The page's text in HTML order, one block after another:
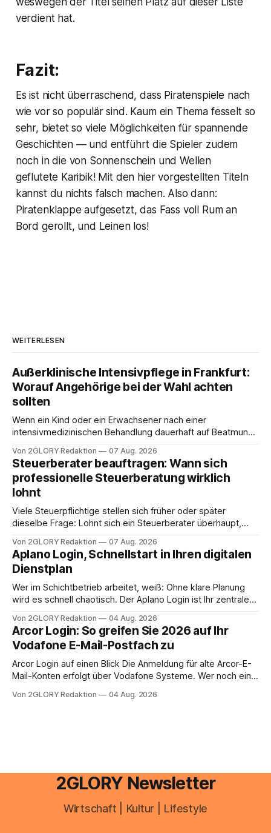
verdient hat.
Fazit:
Es ist nicht überraschend, dass Piratenspiele nach
wie vor so populär sind. Kaum ein Thema fesselt so
sehr, bietet so viele Möglichkeiten für spannende
Geschichten — und entführt die Spieler zudem
noch in die von Sonnenschein und Wellen
geflutete Karibik! Mit den hier vorgestellten Titeln
kannst du nichts falsch machen. Also dann:
Piratenklappe aufgesetzt, das Fass voll Rum an
Bord gerollt, und Leinen los!
WEITERLESEN
Außerklinische Intensivpflege in Frankfurt:
Worauf Angehörige bei der Wahl achten
sollten
Wenn ein Kind oder ein Erwachsener nach einer
intensivmedizinischen Behandlung dauerhaft auf Beatmung
angewiesen ist, stellt sich für Familien eine schwierige
Frage: Muss die Versorgung dauerhaft in der Klinik bleiben –
oder ist ein Leben zu Hause möglich? Die außerklinische
Intensivpflege bietet genau diese Alternative: Sie
Von 2GLORY Redaktion 07 Aug. 2026
Steuerberater beauftragen: Wann sich
professionelle Steuerberatung wirklich
lohnt
Viele Steuerpflichtige stellen sich früher oder später
dieselbe Frage: Lohnt sich ein Steuerberater überhaupt,
erledigen? Die kurze Antwort: Bei einfachen
Einkommensverhältnissen reicht häufig eine Steuersoftware
aus – sobald jedoch mehrere Einkunftsarten
zusammentreffen oder größere finanzielle Veränderungen
anstehen, zahlt sich professionelle Unterstützung meist
Von 2GLORY Redaktion 07 Aug. 2026
Aplano Login, Schnellstart in Ihren digitalen
Dienstplan
Wer im Schichtbetrieb arbeitet, weiß: Ohne klare Planung
wird es schnell chaotisch. Der Aplano Login ist Ihr zentraler
abwesenheiten und die gesamte kommunikation rund um
Ihr personal digital zu organisieren. In diesem Leitfaden
erfahren Sie alles, was Sie für einen reibungslosen Einstieg
brauchen, von der Registrierung
Von 2GLORY Redaktion 04 Aug. 2026
Arcor Login: So greifen Sie 2026 auf Ihr
Vodafone E-Mail-Postfach zu
Arcor Login auf einen Blick Die Anmeldung für alte Arcor-E-
Mail-Konten erfolgt über Vodafone Systeme. Wer noch eine
besitzt, loggt sich heute über das Vodafone E-Mail & Cloud
Von 2GLORY Redaktion 04 Aug. 2026
2GLORY Newsletter
Wirtschaft | Kultur | Lifestyle